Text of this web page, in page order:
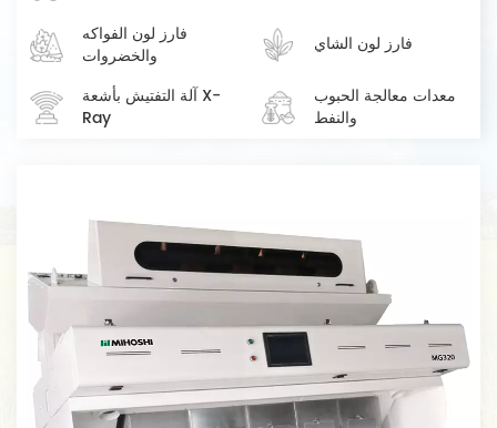
فارز لون الفواكه
والخضروات
فارز لون الشاي
آلة التفتيش بأشعة X-
Ray
معدات معالجة الحبوب
والنفط